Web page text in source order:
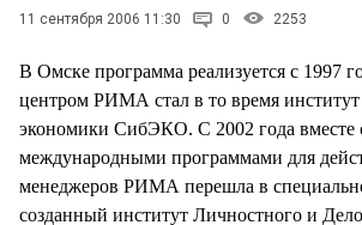
ПРОИСШЕСТВИЯ
СТИЛЬ ЖИЗНИ
11 сентября 2006 11:30 0 2253
В Омске программа реализуется с 1997
центром РИМА стал в то время
экономики СибЭКО. С 2002 года вместе
международными программами для
менеджеров РИМА перешла в
созданный институт Личностного и